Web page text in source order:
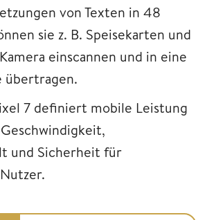
von Texten in 48
sie z. B. Speisekarten und
einscannen und in eine
übertragen.
7 definiert mobile Leistung
und Sicherheit für